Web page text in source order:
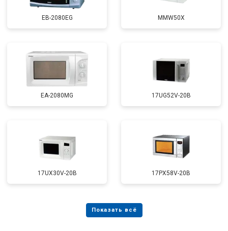
EB-2080EG MMW50X
EA-2080MG 17UG52V-20B
17UX30V-20B 17PX58V-20B